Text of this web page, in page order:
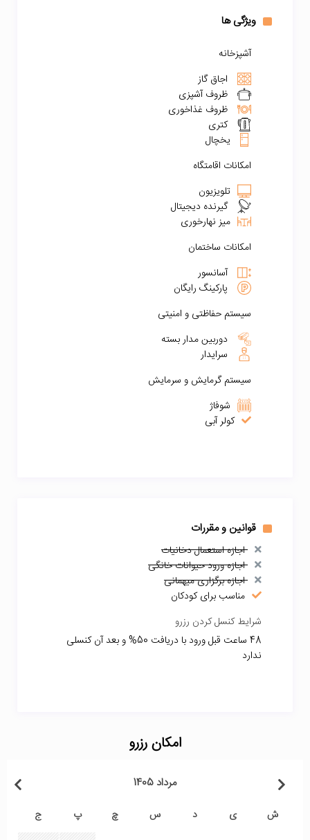
ویژگی ها
آشپزخانه
اجاق گاز
ظروف آشپزی
ظروف غذاخوری
کتری
یخچال
امکانات اقامتگاه
تلویزیون
گیرنده دیجیتال
میز نهارخوری
امکانات ساختمان
آسانسور
پارکینگ رایگان
سیستم حفاظتی و امنیتی
دوربین مدار بسته
سرایدار
سیستم گرمایش و سرمایش
شوفاژ
کولر آبی
قوانین و مقررات
اجازه استعمال دخانیات
اجازه ورود حیوانات خانگی
اجازه برگزاری میهمانی
مناسب برای کودکان
شرایط کنسل کردن رزرو
48 ساعت قبل ورود با دریافت 50% و بعد آن کنسلی
ندارد
امکان رزرو
مرداد 1405
ش ی د س چ پ ج